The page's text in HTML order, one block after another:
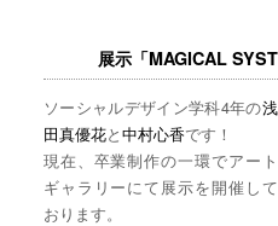
展示「MAGICAL
ソーシャルデザイン学科4年の浅
田真優花と中村心香です！
現在、卒業制作の一環でアート
ギャラリーにて展示を開催して
おります。